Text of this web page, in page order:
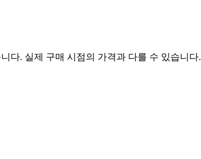
다. 실제 구매 시점의 가격과 다를 수 있습니다.